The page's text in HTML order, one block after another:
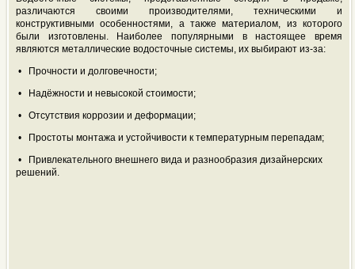
различаются своими производителями, техническими и
конструктивными особенностями, а также материалом, из которого
были изготовлены. Наиболее популярными в настоящее время
являются металлические водосточные системы, их выбирают из-за:
• Прочности и долговечности;
• Надёжности и невысокой стоимости;
• Отсутствия коррозии и деформации;
• Простоты монтажа и устойчивости к температурным перепадам;
• Привлекательного внешнего вида и разнообразия дизайнерских
решений.